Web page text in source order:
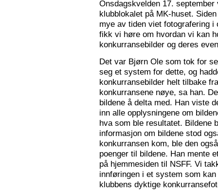
Onsdagskvelden 17.
klubblokalet på MK-huset.
mye av tiden viet fotografering
fikk vi høre om hvordan vi kan
konkurransebilder og deres
Det var Bjørn Ole som tok for
seg et system for dette, og
konkurransebilder helt tilbake
konkurransene nøye, sa han.
bildene å delta med. Han viste
inn alle opplysningene om
hva som ble resultatet. Bildene
informasjon om bildene stod
konkurransen kom, ble den
poenger til bildene. Han mente
på hjemmesiden til NSFF. Vi
innføringen i et system som
klubbens dyktige